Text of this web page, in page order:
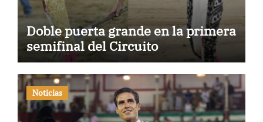
Doble puerta grande en la primera
semifinal del Circuito
Noticias